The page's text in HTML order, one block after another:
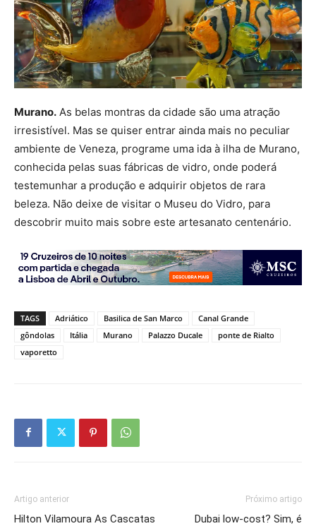
Murano. As belas montras da cidade são uma atração
irresistível. Mas se quiser entrar ainda mais no peculiar
ambiente de Veneza, programe uma ida à ilha de Murano,
conhecida pelas suas fábricas de vidro, onde poderá
testemunhar a produção e adquirir objetos de rara
beleza. Não deixe de visitar o Museu do Vidro, para
descobrir muito mais sobre este artesanato centenário.
TAGS Adriático Basilica de San Marco
Canal Grande
gôndolas
Itália Murano Palazzo Ducale
ponte de Rialto
vaporetto
Artigo anterior
Hilton Vilamoura As Cascatas
Próximo artigo
Dubai low-cost? Sim, é